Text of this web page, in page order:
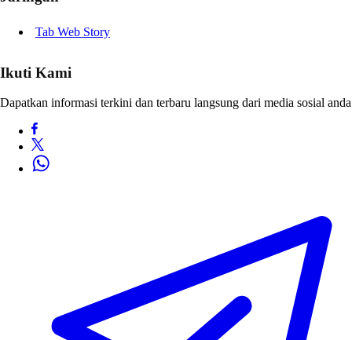
Tab Web Story
Ikuti Kami
Dapatkan informasi terkini dan terbaru langsung dari media sosial anda